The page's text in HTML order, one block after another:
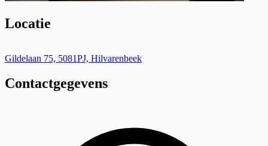
Locatie
+
−
Gildelaan 75, 5081PJ, Hilvarenbeek
Contactgegevens